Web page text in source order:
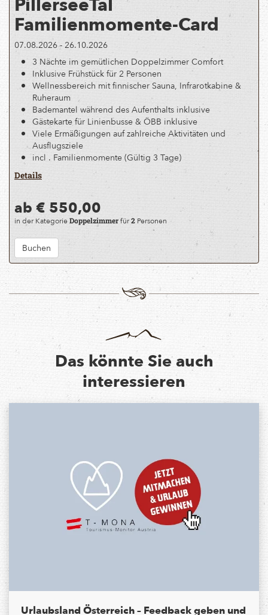
Familienmomente-Card
07.08.2026 - 26.10.2026
3 Nächte im gemütlichen Doppelzimmer Comfort
Inklusive Frühstück für 2 Personen
Wellnessbereich mit finnischer Sauna, Infrarotkabine &
Ruheraum
Bademantel während des Aufenthalts inklusive
Gästekarte für Linienbusse & ÖBB inklusive
Viele Ermäßigungen auf zahlreiche Aktivitäten und
Ausflugsziele
incl . Familienmomente (Gültig 3 Tage)
Details
ab € 550,00
in der KategorieDoppelzimmerfür2 Personen
Buchen
Das könnte Sie auch
interessieren
Urlaubsland Österreich – Feedback geben und